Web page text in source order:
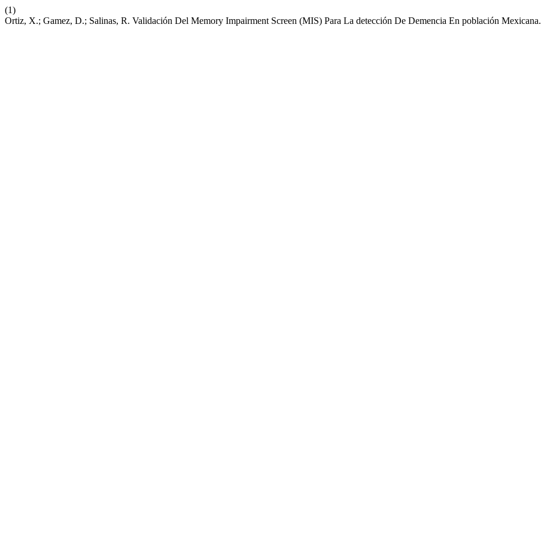
(1)
Ortiz, X.; Gamez, D.; Salinas, R. Validación Del Memory Impairment Screen (MIS) Para La detección De Demencia En población Mexicana.